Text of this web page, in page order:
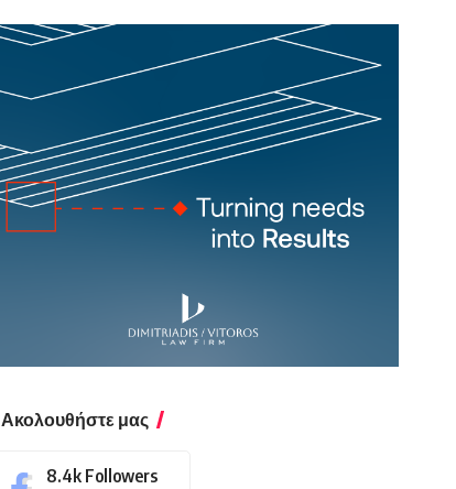
Ακολουθήστε μας
8.4k Followers